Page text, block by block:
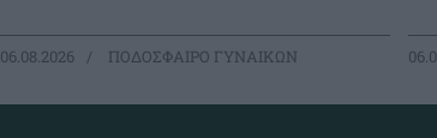
06.08.2026 ΠΟΔΟΣΦΑΙΡΟ ΓΥΝΑΙΚΩΝ